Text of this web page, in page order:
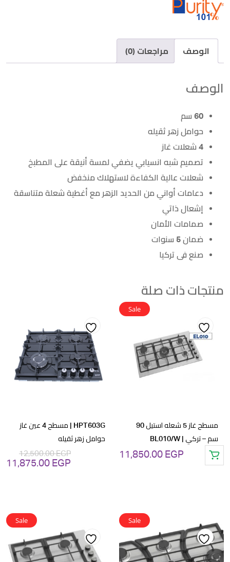
الوصف مراجعات (0)
الوصف
60 سم
حوامل زهر ثقيله
4 شعلات غاز
تصميم شبه انسيابي يضفي لمسة أنيقة على المطبخ
شعلات عالية الكفاءة لاستهلاك منخفض
دعامات أواني من الحديد الزهر مع أغطية شعلة متناسقة
إشعال ذاتي
صمامات الأمان
ضمان 5 سنوات
صنع فى تركيا
منتجات ذات صلة
Sale
مسطح غاز 5 شعله استيل 90
سم – تركي | BL010/W
11,850.00 EGP
Add
to
HPT603G | مسطح 4 عين غاز
حوامل زهر ثقيله
12,500.00EGP
السعر
12,500.00 EGP.
11,875.00 EGP
Add
to
wishlist
Sale
Add
Sale
Add